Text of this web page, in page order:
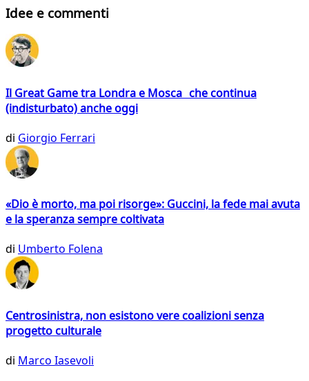
Idee e commenti
Il Great Game tra Londra e Mosca che continua
(indisturbato) anche oggi
di Giorgio Ferrari
«Dio è morto, ma poi risorge»: Guccini, la fede mai avuta
e la speranza sempre coltivata
di Umberto Folena
Centrosinistra, non esistono vere coalizioni senza
progetto culturale
di Marco Iasevoli